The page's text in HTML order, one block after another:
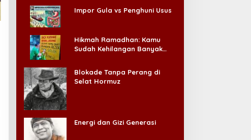
Impor Gula vs Penghuni Usus
Hikmah Ramadhan: Kamu
Sudah Kehilangan Banyak
Blokade Tanpa Perang di
Selat Hormuz
Energi dan Gizi Generasi